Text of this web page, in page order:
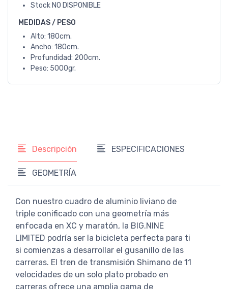
Stock NO DISPONIBLE
MEDIDAS / PESO
Alto: 180cm.
Ancho: 180cm.
Profundidad: 200cm.
Peso: 5000gr.
Descripción ESPECIFICACIONES
GEOMETRÍA
Con nuestro cuadro de aluminio liviano de
triple conificado con una geometría más
enfocada en XC y maratón, la BIG.NINE
LIMITED podría ser la bicicleta perfecta para ti
si comienzas a desarrollar el gusanillo de las
carreras. El tren de transmisión Shimano de 11
velocidades de un solo plato probado en
carreras ofrece una amplia gama de